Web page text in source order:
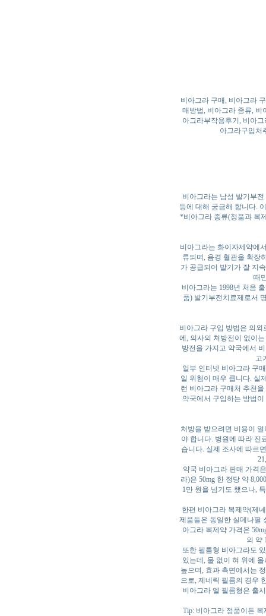
비아그라 구매, 비아그라
매방법, 비아그라 종류, 비
아그라부작용후기, 비아
아그라구입처
비아그라는 남성 발기부
등에 대해 궁금해 합니다.
*비아그라 종류(정품과 복
비아그라는 화이자제약에
류되며, 음경 혈관을 확장
가 공급되어 발기가 잘 지
때
비아그라는 1998년 처음
품) 발기부전치료제로서
비아그라 구입 방법은 의
에, 의사의 처방전이 없이
방전을 가지고 약국에서
고
일부 인터넷 비아그라 구
일 위험이 매우 큽니다. 실
런 비아그라 구매처 추천
약국에서 구입하는 방법
처방을 받으려면 비용이
야 합니다. 병원에 따라 진
습니다. 실제 조사에 따르
약국 비아그라 판매 가격
라)은 50mg 한 정당 약
1만 원을 넘기도 했으나,
한편 비아그라 복제약(제
제품들은 동일한 실데나필
아그라 복제약 가격은
의 약
또한 필름형 비아그라도
있는데, 물 없이 혀 위에
높으며, 효과 측면에서는
으로, 제네릭 필름의 경우
비아그라 엘 필름형은 출
Tip: 비아그라 정품이든